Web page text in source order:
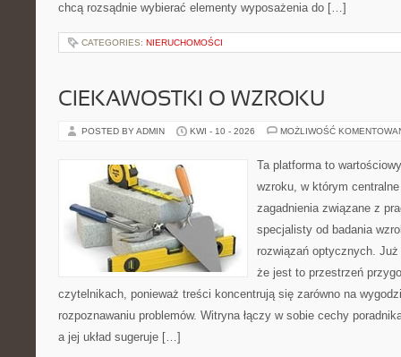
chcą rozsądnie wybierać elementy wyposażenia do […]
CATEGORIES: NIERUCHOMOŚCI
CIEKAWOSTKI O WZROKU
POSTED BY ADMIN KWI - 10 - 2026 MOŻLIWOŚĆ
Ta platforma to
wzroku, w którym
zagadnienia związane z
specjalisty od badania
rozwiązań optycznych.
że jest to przestrzeń
czytelnikach, ponieważ treści koncentrują się zarówno na
rozpoznawaniu problemów. Witryna łączy w sobie cechy
a jej układ sugeruje […]